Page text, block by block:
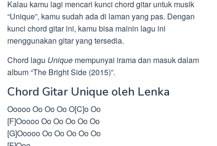
Kalau kamu lagi mencari kunci chord gitar untuk musik
“Unique”, kamu sudah ada di laman yang pas. Dengan
kunci chord gitar ini, kamu bisa mainin lagu ini
menggunakan gitar yang tersedia.
Chord lagu Unique mempunyai irama dan masuk dalam
album “The Bright Side (2015)”.
Chord Gitar Unique oleh Lenka
Ooooo Oo Oo Oo O[C]o Oo
[F]Ooooo Oo Oo Oo Oo Oo
[G]Ooooo Oo Oo Oo Oo Oo